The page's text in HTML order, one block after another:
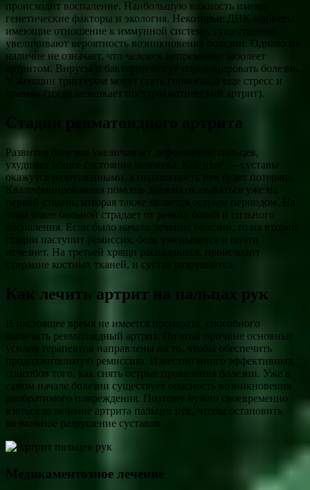
происходит воспаление. Наибольшую важность имеют
генетические факторы и экология. Некоторые ДНК-маркеры,
имеющие отношение к иммунной системе, существенно
увеличивают вероятность возникновения болезни. Однако их
наличие не означает, что человек непременно заболеет
артритом. Вирусы и бактерии могут спровоцировать болезнь.
У женщин триггером могут стать гормоны, а еще стресс и
травмы (тогда возникает посттравматический артрит).
Стадии ревматоидного артрита
Развитие болезни увеличивает деформацию пальцев,
ухудшает общее состояние человека. Как итог — суставы
окажутся разрушенными, а подвижность рук будет потеряна.
Квалифицированная помощь должна оказываться уже на
первой стадии, которая также является острым периодом. На
этом этапе больной страдает от резких болей и сильного
воспаления. Если было начато лечение болезни, то на второй
стадии наступит ремиссия, боль уменьшится и почти
исчезнет. На третьей хрящи распадаются, происходит
стирание костных тканей, и сустав разрушается.
Как лечить артрит на пальцах рук
В настоящее время не имеется препарата, способного
вылечить ревматоидный артрит. По этой причине основные
усилия терапевтов направлены на то, чтобы обеспечить
продолжительную ремиссию. Известно много эффективных
способов того, как снять острые проявления болезни. Уже в
самом начале болезни существует опасность возникновения
необратимого повреждения. Поэтому нужно своевременно
взяться за лечение артрита пальцев рук, чтобы остановить
возможное разрушение суставов.
Медикаментозное лечение